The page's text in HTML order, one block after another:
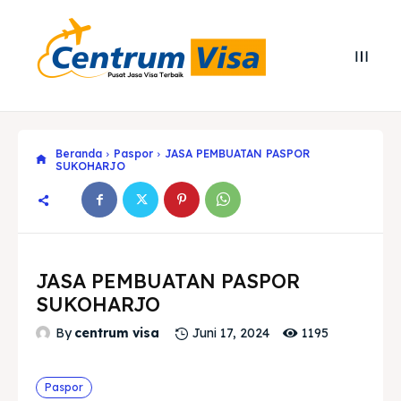
Beranda Paspor
JASA PEMBUATAN PASPOR
SUKOHARJO
JASA PEMBUATAN PASPOR
SUKOHARJO
By centrum visa Juni 17, 2024 1195
Paspor